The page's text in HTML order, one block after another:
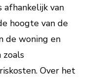
afhankelijk van
hoogte van de
de woning en
zoals
Over het